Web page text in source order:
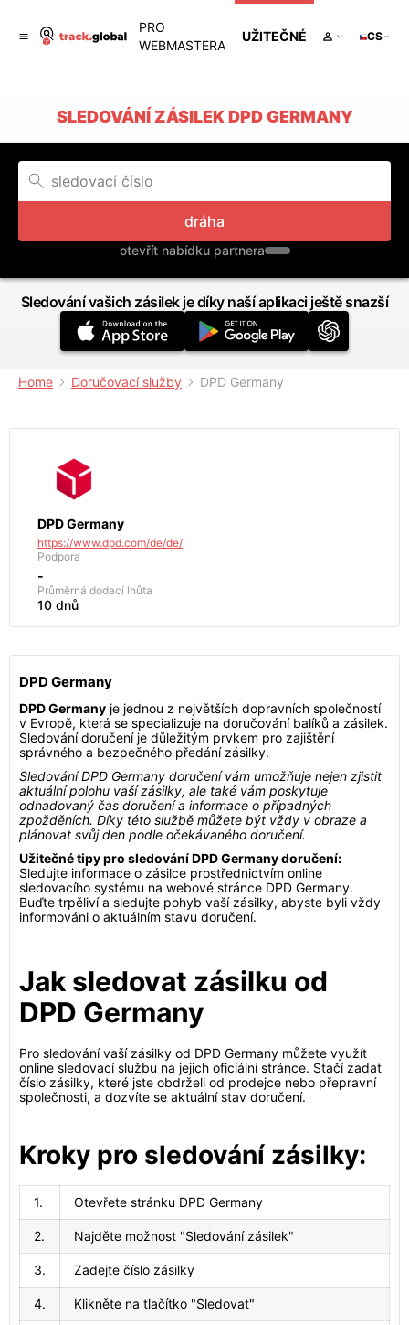
PRO
WEBMASTERA
UŽITEČNÉ CS
SLEDOVÁNÍ ZÁSILEK DPD GERMANY
dráha
otevřít nabídku partnera
Sledování vašich zásilek je díky naší aplikaci ještě snazší
Home Doručovací služby DPD Germany
DPD Germany
https://www.dpd.com/de/de/
Podpora
-
Průměrná dodací lhůta
10 dnů
DPD Germany
DPD Germany je jednou z největších dopravních společností
v Evropě, která se specializuje na doručování balíků a zásilek.
Sledování doručení je důležitým prvkem pro zajištění
správného a bezpečného předání zásilky.
Sledování DPD Germany doručení vám umožňuje nejen zjistit
aktuální polohu vaší zásilky, ale také vám poskytuje
odhadovaný čas doručení a informace o případných
zpožděních. Díky této službě můžete být vždy v obraze a
plánovat svůj den podle očekávaného doručení.
Užitečné tipy pro sledování DPD Germany doručení:
Sledujte informace o zásilce prostřednictvím online
sledovacího systému na webové stránce DPD Germany.
Buďte trpěliví a sledujte pohyb vaší zásilky, abyste byli vždy
informováni o aktuálním stavu doručení.
Jak sledovat zásilku od
DPD Germany
Pro sledování vaší zásilky od DPD Germany můžete využít
online sledovací službu na jejich oficiální stránce. Stačí zadat
číslo zásilky, které jste obdrželi od prodejce nebo přepravní
společnosti, a dozvíte se aktuální stav doručení.
Kroky pro sledování zásilky:
1. Otevřete stránku DPD Germany
2. Najděte možnost "Sledování zásilek"
3. Zadejte číslo zásilky
4. Klikněte na tlačítko "Sledovat"